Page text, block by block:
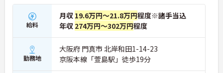
給料
月収 19.6万円～21.8万円程度※諸手当込
年収 274万円～302万円程度
勤務地
大阪府 門真市 北岸和田1-14-23
京阪本線「萱島駅」徒歩19分